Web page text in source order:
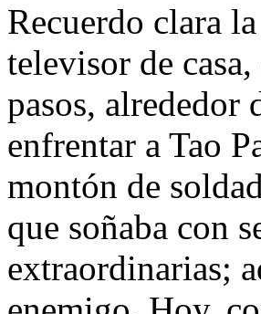
Recuerdo clara
televisor de
pasos,
enfrentar a Tao
montón de
que soñaba con
extraordinarias;